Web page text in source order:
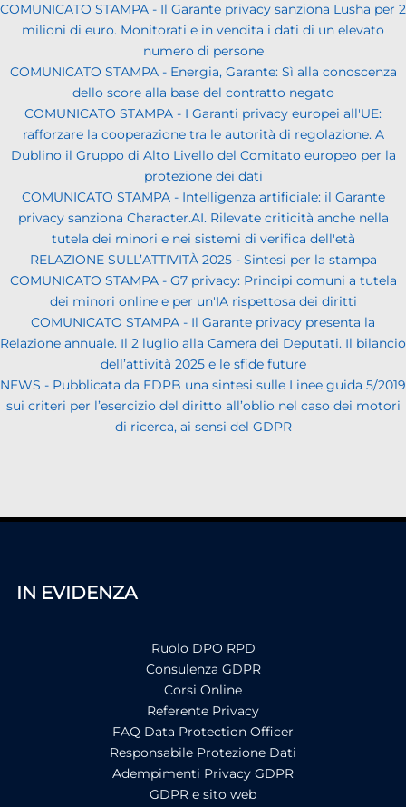
COMUNICATO STAMPA - Il Garante privacy sanziona Lusha per 2
milioni di euro. Monitorati e in vendita i dati di un elevato
numero di persone
COMUNICATO STAMPA - Energia, Garante: Sì alla conoscenza
dello score alla base del contratto negato
COMUNICATO STAMPA - I Garanti privacy europei all'UE:
rafforzare la cooperazione tra le autorità di regolazione. A
Dublino il Gruppo di Alto Livello del Comitato europeo per la
protezione dei dati
COMUNICATO STAMPA - Intelligenza artificiale: il Garante
privacy sanziona Character.AI. Rilevate criticità anche nella
tutela dei minori e nei sistemi di verifica dell'età
RELAZIONE SULL’ATTIVITÀ 2025 - Sintesi per la stampa
COMUNICATO STAMPA - G7 privacy: Principi comuni a tutela
dei minori online e per un'IA rispettosa dei diritti
COMUNICATO STAMPA - Il Garante privacy presenta la
Relazione annuale. Il 2 luglio alla Camera dei Deputati. Il bilancio
dell’attività 2025 e le sfide future
NEWS - Pubblicata da EDPB una sintesi sulle Linee guida 5/2019
sui criteri per l’esercizio del diritto all’oblio nel caso dei motori
di ricerca, ai sensi del GDPR
IN EVIDENZA
Ruolo DPO RPD
Consulenza GDPR
Corsi Online
Referente Privacy
FAQ Data Protection Officer
Responsabile Protezione Dati
Adempimenti Privacy GDPR
GDPR e sito web